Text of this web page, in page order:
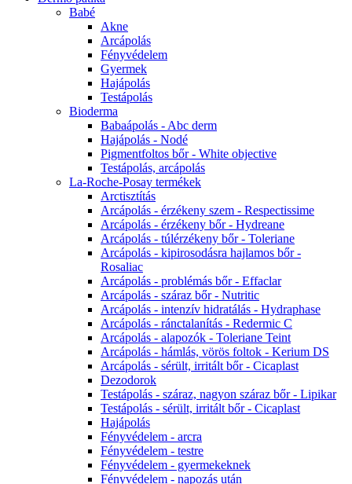
Babé
Akne
Arcápolás
Fényvédelem
Gyermek
Hajápolás
Testápolás
Bioderma
Babaápolás - Abc derm
Hajápolás - Nodé
Pigmentfoltos bőr - White objective
Testápolás, arcápolás
La-Roche-Posay termékek
Arctisztítás
Arcápolás - érzékeny szem - Respectissime
Arcápolás - érzékeny bőr - Hydreane
Arcápolás - túlérzékeny bőr - Toleriane
Arcápolás - kipirosodásra hajlamos bőr -
Rosaliac
Arcápolás - problémás bőr - Effaclar
Arcápolás - száraz bőr - Nutritic
Arcápolás - intenzív hidratálás - Hydraphase
Arcápolás - ránctalanítás - Redermic C
Arcápolás - alapozók - Toleriane Teint
Arcápolás - hámlás, vörös foltok - Kerium DS
Arcápolás - sérült, irritált bőr - Cicaplast
Dezodorok
Testápolás - száraz, nagyon száraz bőr - Lipikar
Testápolás - sérült, irritált bőr - Cicaplast
Hajápolás
Fényvédelem - arcra
Fényvédelem - testre
Fényvédelem - gyermekeknek
Fényvédelem - napozás után